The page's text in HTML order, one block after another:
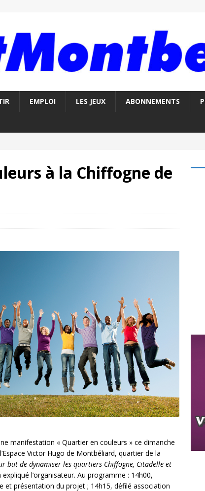
EMPLOI LES JEUX ABONNEMENTS
à la Chiffogne de
manifestation « Quartier en couleurs » ce dimanche
Victor Hugo de Montbéliard, quartier de la
but de dynamiser les quartiers Chiffogne, Citadelle et
expliqué l’organisateur. Au programme : 14h00,
et présentation du projet ; 14h15, défilé association